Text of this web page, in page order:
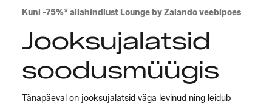
Kuni -75%* allahindlust Lounge by Zalando veebipoes
Jooksujalatsid
soodusmüügis
Tänapäeval on jooksujalatsid väga levinud ning leidub